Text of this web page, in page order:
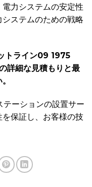
力システムの安定性
ステムのための戦略
トライン09 1975
詳細な見積もりと最
ーションの設置サー
保証し、お客様の技